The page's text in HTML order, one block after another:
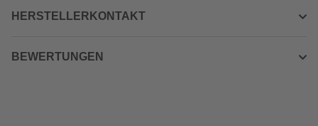
HERSTELLERKONTAKT
BEWERTUNGEN